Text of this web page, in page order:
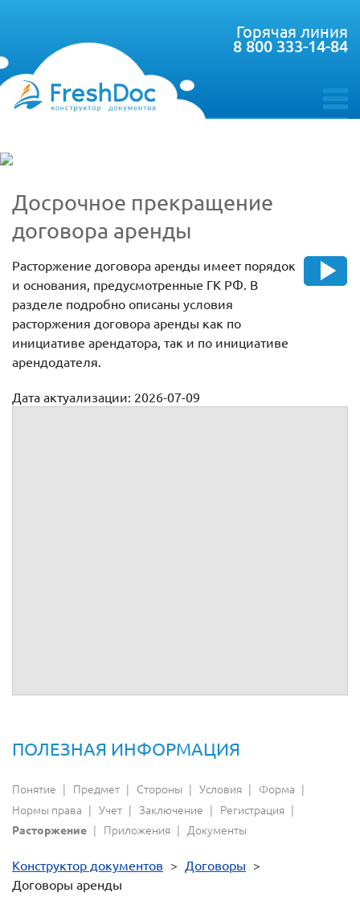
toggle
Горячая линия
8 800 333-14-84
Досрочное прекращение
договора аренды
Расторжение договора аренды имеет порядок
и основания, предусмотренные ГК РФ. В
разделе подробно описаны условия
расторжения договора аренды как по
инициативе арендатора, так и по инициативе
арендодателя.
Дата актуализации: 2026-07-09
ПОЛЕЗНАЯ ИНФОРМАЦИЯ
Понятие Предмет Стороны Условия
Форма
Нормы права
Учет Заключение Регистрация
Расторжение Приложения Документы
Конструктор документов > Договоры >
Договоры аренды